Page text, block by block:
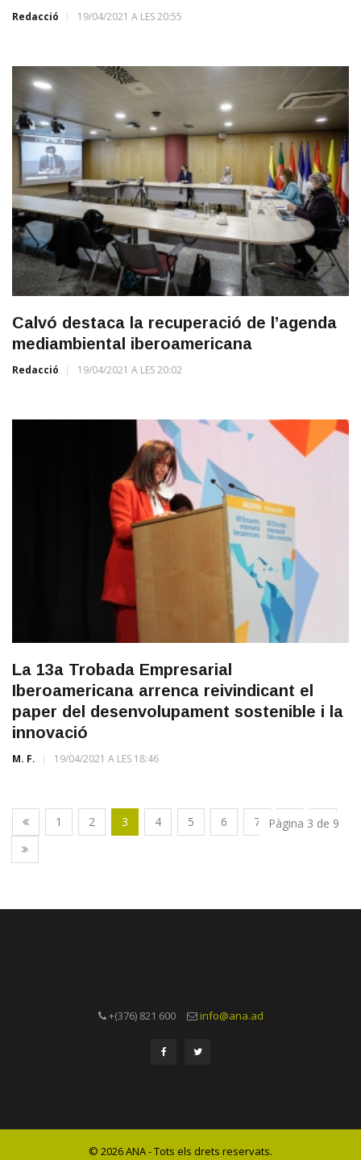
Redacció 19/04/2021 A LES 20:55
Calvó destaca la recuperació de l’agenda
mediambiental iberoamericana
Redacció 19/04/2021 A LES 20:02
La 13a Trobada Empresarial
Iberoamericana arrenca reivindicant el
paper del desenvolupament sostenible i la
innovació
M. F. 19/04/2021 A LES 18:46
1 2 3 4 5 6 7 8 9
Pàgina 3 de 9
+(376) 821 600 info@ana.ad
© 2026 ANA - Tots els drets reservats.